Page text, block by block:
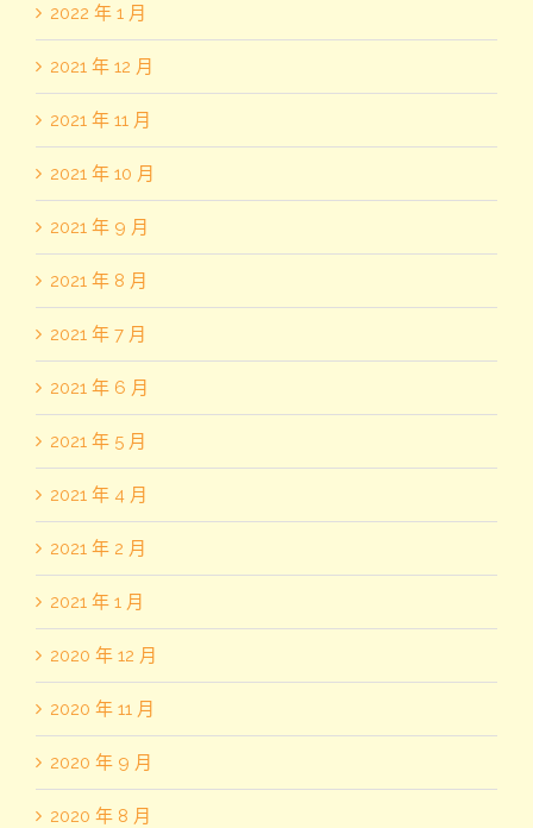
2022 年 1 月
2021 年 12 月
2021 年 11 月
2021 年 10 月
2021 年 9 月
2021 年 8 月
2021 年 7 月
2021 年 6 月
2021 年 5 月
2021 年 4 月
2021 年 2 月
2021 年 1 月
2020 年 12 月
2020 年 11 月
2020 年 9 月
2020 年 8 月